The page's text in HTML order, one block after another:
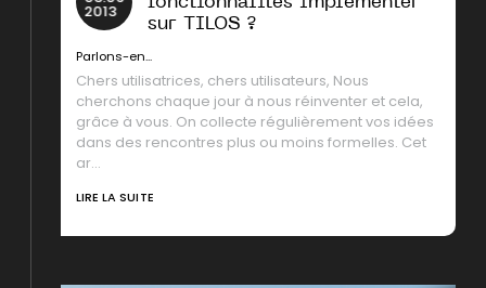
2013
sur TILOS ?
Parlons-en...
Chers utilisatrices, chers utilisateurs, Nous
cherchons chaque jour à nous réinventer et cela,
grâce à vous. On collecte régulièrement vos idées
dans des rencontres plus ou moins formelles. Cet
ar...
LIRE LA SUITE